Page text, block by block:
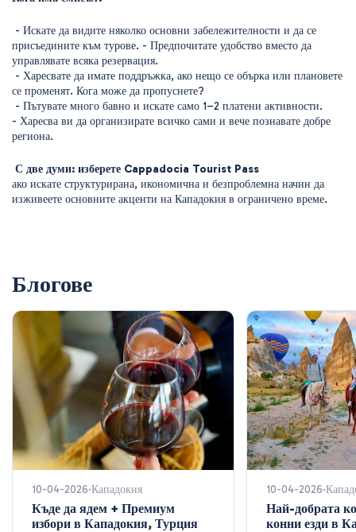
- Искате да видите няколко основни забележителности и да се
присъедините към турове. - Предпочитате удобство вместо да
управлявате всяка резервация.
- Харесвате да имате поддръжка, ако нещо се обърка или плановете
се променят. Кога може да пропуснете?
- Пътувате много бавно и искате само 1–2 платени активности.
- Харесва ви да организирате всичко сами и вече познавате добре
региона.
С две думи: изберете Cappadocia Tourist Pass
ако искате структурирана, икономична и безпроблемна начин да
изживеете основните акценти на Кападокия в ограничено време.
Блогове
10-04-2026 Кападокия
Къде да ядем + Премиум
избори в Кападокия, Турция
10-04-2026
Най-добрата
конни езди в